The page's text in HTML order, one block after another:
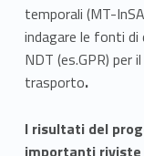
temporali (MT-
indagare le fonti di
NDT (es.GPR)
trasporto.
I risultati del
importanti riviste